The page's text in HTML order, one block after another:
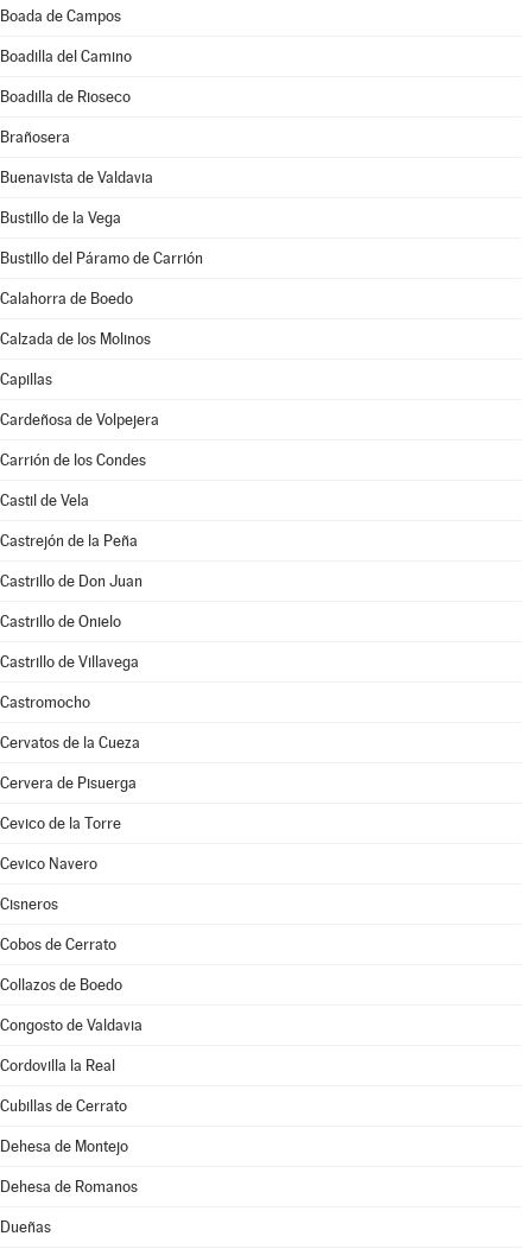
Boada de Campos
Boadilla del Camino
Boadilla de Rioseco
Brañosera
Buenavista de Valdavia
Bustillo de la Vega
Bustillo del Páramo de Carrión
Calahorra de Boedo
Calzada de los Molinos
Capillas
Cardeñosa de Volpejera
Carrión de los Condes
Castil de Vela
Castrejón de la Peña
Castrillo de Don Juan
Castrillo de Onielo
Castrillo de Villavega
Castromocho
Cervatos de la Cueza
Cervera de Pisuerga
Cevico de la Torre
Cevico Navero
Cisneros
Cobos de Cerrato
Collazos de Boedo
Congosto de Valdavia
Cordovilla la Real
Cubillas de Cerrato
Dehesa de Montejo
Dehesa de Romanos
Dueñas